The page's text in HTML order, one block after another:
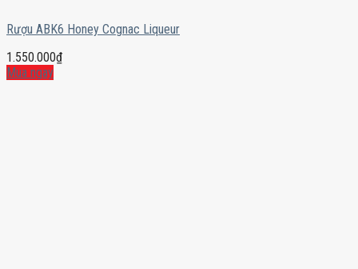
Rượu ABK6 Honey Cognac Liqueur
1.550.000₫
Mua ngay